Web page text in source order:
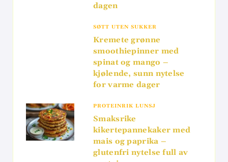
dagen
SØTT UTEN SUKKER
Kremete grønne
smoothiepinner med
spinat og mango –
kjølende, sunn nytelse
for varme dager
PROTEINRIK LUNSJ
Smaksrike
kikertepannekaker med
mais og paprika –
glutenfri nytelse full av